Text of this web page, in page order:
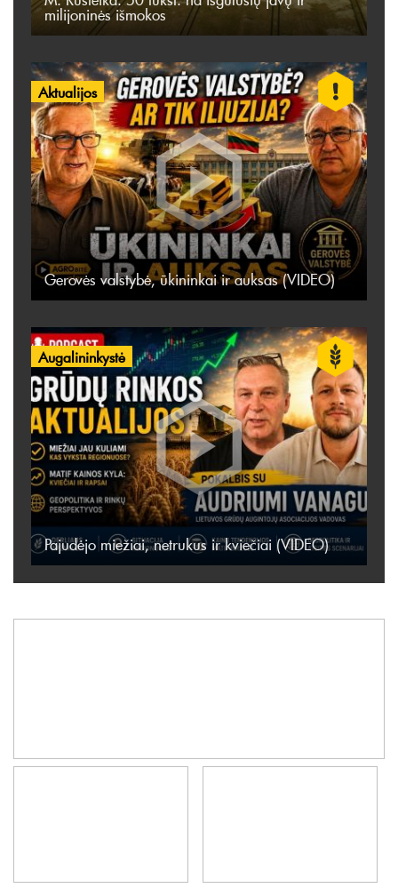
milijoninės išmokos
Aktualijos
Gerovės valstybė, ūkininkai ir auksas (VIDEO)
Augalininkystė
Pajudėjo miežiai, netrukus ir kviečiai (VIDEO)